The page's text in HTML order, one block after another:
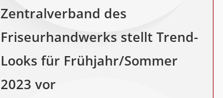
Zentralverband des
Friseurhandwerks stellt Trend-
Looks für Frühjahr/Sommer
2023 vor